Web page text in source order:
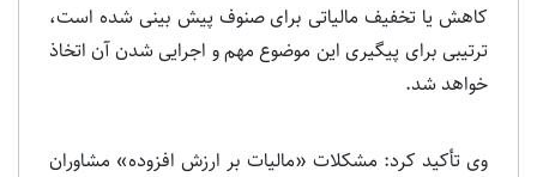
کاهش یا تخفیف مالیاتی برای صنوف پیش بینی شده است،
ترتیبی برای پیگیری این موضوع مهم و اجرایی شدن آن اتخاذ
خواهد شد.
وی تأکید کرد: مشکلات «مالیات بر ارزش افزوده» مشاوران